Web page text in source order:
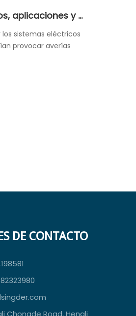
Comprensión de los cables impermeables: beneficios, aplicaciones y tipos
sistemas eléctricos
provocar averías
DE CONTACTO
Chongde Road, Hengli